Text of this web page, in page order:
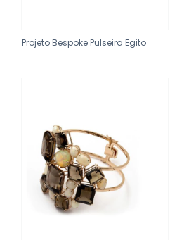
Projeto Bespoke Pulseira Egito